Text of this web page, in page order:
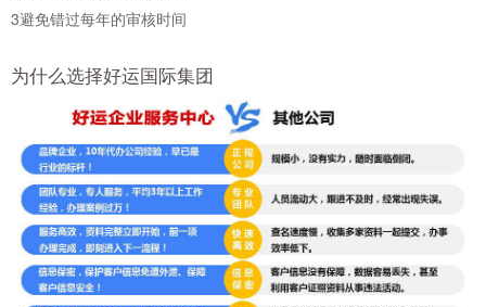
3避免错过每年的审核时间
为什么选择好运国际集团